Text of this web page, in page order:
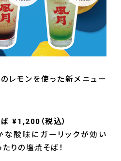
レモンを使った新メニュー
¥1,200（税込）
な酸味にガーリックが効い
りの塩焼そば！